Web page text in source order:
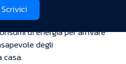
Scrivici
Scrivici
e attraverso l’analisi dei
di energia per arrivare
degli
casa.